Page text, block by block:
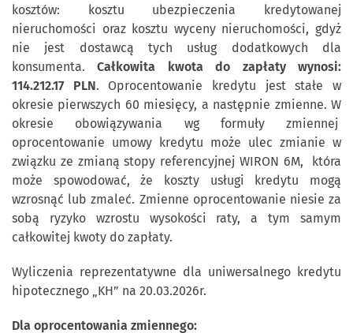
kosztów: kosztu ubezpieczenia kredytowanej
nieruchomości oraz kosztu wyceny nieruchomości, gdyż
nie jest dostawcą tych usług dodatkowych dla
konsumenta.Całkowita kwota do zapłaty wynosi:
114.212.17 PLN. Oprocentowanie kredytu jest stałe w
okresie pierwszych 60 miesięcy, a następnie zmienne. W
okresie obowiązywania wg formuły zmiennej
oprocentowanie umowy kredytu może ulec zmianie w
związku ze zmianą stopy referencyjnej WIRON 6M, która
może spowodować, że koszty usługi kredytu mogą
wzrosnąć lub zmaleć. Zmienne oprocentowanie niesie za
sobą ryzyko wzrostu wysokości raty, a tym samym
całkowitej kwoty do zapłaty.
Wyliczenia reprezentatywne dla uniwersalnego kredytu
hipotecznego „KH” na 20.03.2026r.
Dla oprocentowania zmiennego: